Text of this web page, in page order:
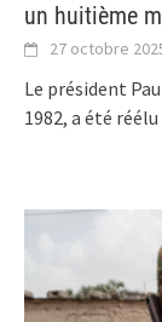
un huitième
27 octobre
Le président
1982, a été